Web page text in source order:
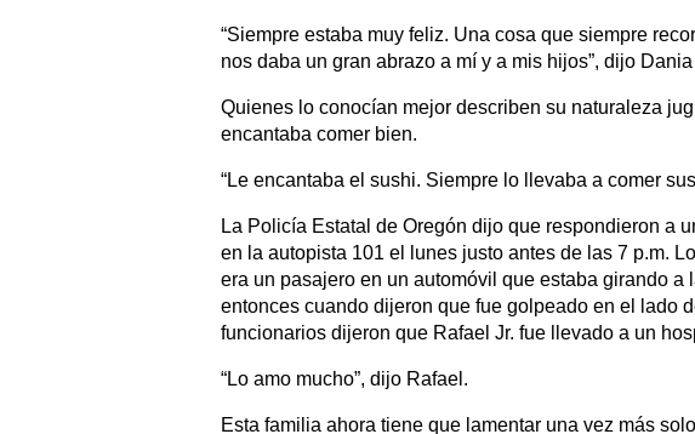
“Siempre estaba muy feliz. Una cosa que siempre
nos daba un gran abrazo a mí y a mis hijos”, dijo
Quienes lo conocían mejor describen su naturaleza
encantaba comer bien.
“Le encantaba el sushi. Siempre lo llevaba a comer
La Policía Estatal de Oregón dijo que respondieron a
en la autopista 101 el lunes justo antes de las 7 p.m.
era un pasajero en un automóvil que estaba girando
entonces cuando dijeron que fue golpeado en el lado
funcionarios dijeron que Rafael Jr. fue llevado a un
“Lo amo mucho”, dijo Rafael.
Esta familia ahora tiene que lamentar una vez más